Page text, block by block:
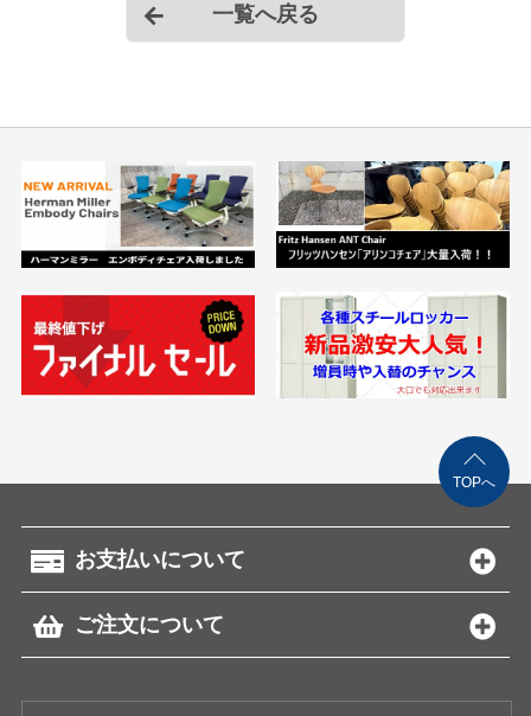
一覧へ戻る
お支払いについて
ご注文について
TOPへ